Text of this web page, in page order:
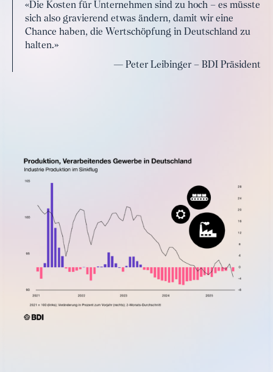
Die Kosten für Unternehmen sind zu hoch – es müsste
sich also gravierend etwas ändern, damit wir eine
Chance haben, die Wertschöpfung in Deutschland zu
halten.
Peter Leibinger – BDI Präsident